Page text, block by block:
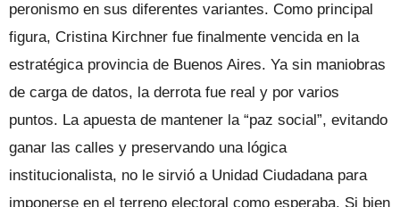
peronismo en sus diferentes variantes. Como principal
figura, Cristina Kirchner fue finalmente vencida en la
estratégica provincia de Buenos Aires. Ya sin maniobras
de carga de datos, la derrota fue real y por varios
puntos. La apuesta de mantener la “paz social”, evitando
ganar las calles y preservando una lógica
institucionalista, no le sirvió a Unidad Ciudadana para
imponerse en el terreno electoral como esperaba. Si bien